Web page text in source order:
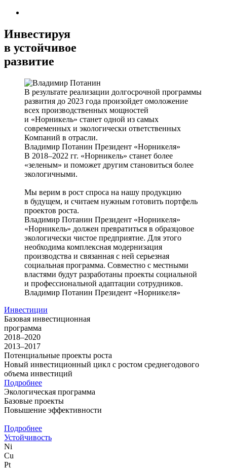
Инвестируя
в устойчивое
развитие
В результате реализации долгосрочной программы
развития до 2023 года произойдет омоложение
всех производственных мощностей
и «Норникель» станет одной из самых
современных и экологически ответственных
Компаний в отрасли.
Владимир Потанин Президент «Норникеля»
В 2018–2022 гг. «Норникель» станет более
«зеленым» и поможет другим становиться более
экологичными.
Мы верим в рост спроса на нашу продукцию
в будущем, и считаем нужным готовить портфель
проектов роста.
Владимир Потанин Президент «Норникеля»
«Норникель» должен превратиться в образцовое
экологически чистое предприятие. Для этого
необходима комплексная модернизация
производства и связанная с ней серьезная
социальная программа. Совместно с местными
властями будут разработаны проекты социальной
и профессиональной адаптации сотрудников.
Владимир Потанин Президент «Норникеля»
Инвестиции
Базовая инвестиционная
программа
2018–2020
2013–2017
Потенциальные проекты роста
Новый инвестиционный цикл с ростом среднегодового
объема инвестиций
Подробнее
Экологическая программа
Базовые проекты
Повышение эффективности
Подробнее
Устойчивость
Ni
Cu
Pt